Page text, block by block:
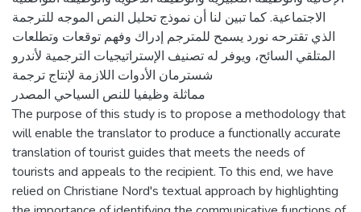
الاجتماعية. كما تبين لنا أن نموذج تحليل النص الموجه للترجمة
الذي تقترحه نورد يسمح للمترجم إدراك وفهم توقعات وتطلعات
المتلقي السائح، ويوفر له تصنيف الإستراتيجيات الترجمية لأندرو
شسترمان الأدوات اللازمة لإنتاج ترجمة
مماثلة وظيفيا للنص السياحي المصدر
The purpose of this study is to propose a methodology that
will enable the translator to produce a functionally accurate
translation of tourist guides that meets the needs of
tourists and appeals to the recipient. To this end, we have
relied on Christiane Nord's textual approach by highlighting